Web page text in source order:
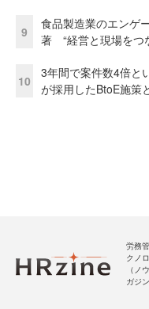
9
食品製造業のエンゲ
著 “経営と現場をつ
10
3年間で案件数4倍
が採用したBtoE施策
労務
クノ
（ノ
ガジ